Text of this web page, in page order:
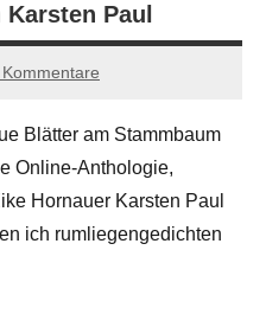
Paul
Blätter am Stammbaum
Online-Anthologie,
Hornauer Karsten Paul
ich rumliegengedichten